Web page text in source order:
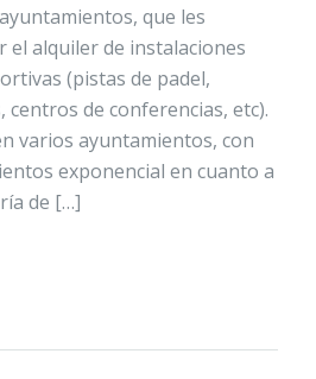
que les
alquiler de instalaciones
(pistas de padel,
centros de conferencias, etc).
varios ayuntamientos, con
exponencial en cuanto a
de […]